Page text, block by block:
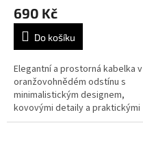
690 Kč
Do košíku
Elegantní a prostorná kabelka v
oranžovohnědém odstínu s
minimalistickým designem,
kovovými detaily a praktickými
vnějšími kapsami. Hlavní úložný